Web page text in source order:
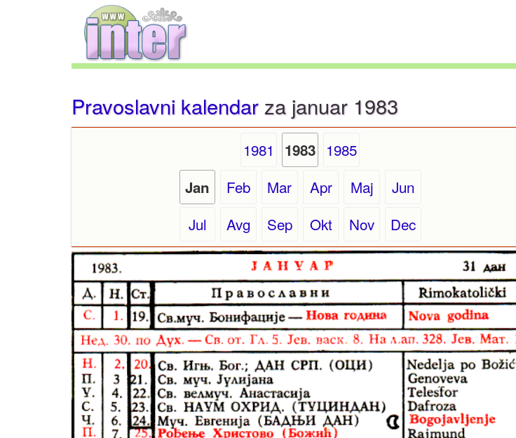
Pravoslavni kalendarza januar 1983
1981 1983 1985
Jan Feb Mar Apr Maj
Jun
Jul
Avg Sep Okt Nov Dec